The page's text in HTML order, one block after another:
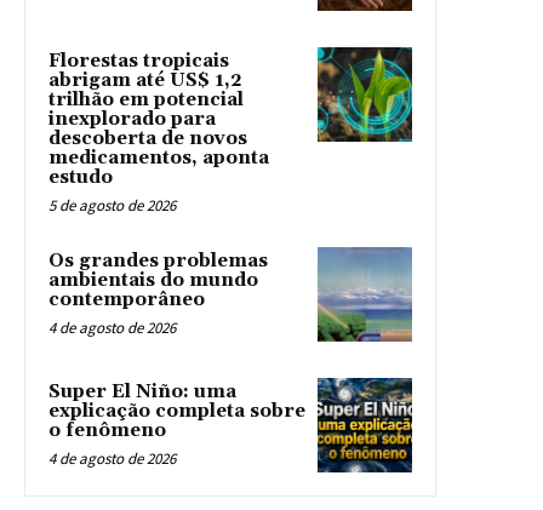
Florestas tropicais
abrigam até US$ 1,2
trilhão em potencial
inexplorado para
descoberta de novos
medicamentos, aponta
estudo
5 de agosto de 2026
Os grandes problemas
ambientais do mundo
contemporâneo
4 de agosto de 2026
Super El Niño: uma
explicação completa sobre
o fenômeno
4 de agosto de 2026